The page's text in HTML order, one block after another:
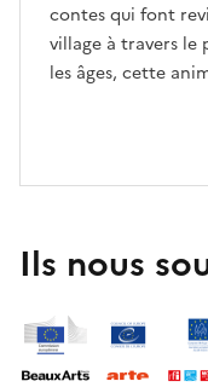
contes qui font
village à travers le
les âges, cette
Ils nous